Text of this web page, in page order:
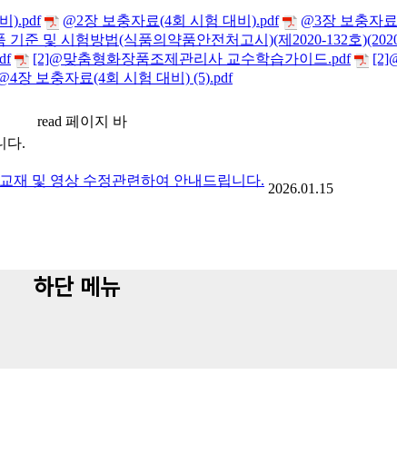
).pdf
@2장 보충자료(4회 시험 대비).pdf @3장 보충자
준 및 시험방법(식품의약품안전처고시)(제2020-132호
[2]@맞춤형화장품조제관리사 교수학습가이드.pdf
장 보충자료(4회 시험 대비) (5).pdf
read 페이지 바
다.
재 및 영상 수정관련하여 안내드립니다.
2026.01.15
하단 메뉴